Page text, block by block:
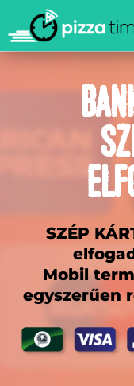
SZÉP
Mobil
egyszerűen